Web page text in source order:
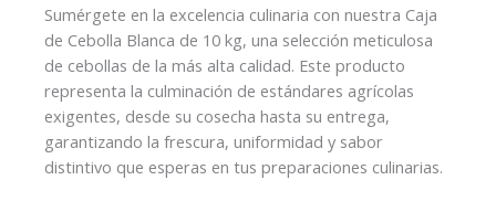
Sumérgete en la excelencia culinaria con nuestra Caja
de Cebolla Blanca de 10 kg, una selección meticulosa
de cebollas de la más alta calidad. Este producto
representa la culminación de estándares agrícolas
exigentes, desde su cosecha hasta su entrega,
garantizando la frescura, uniformidad y sabor
distintivo que esperas en tus preparaciones culinarias.